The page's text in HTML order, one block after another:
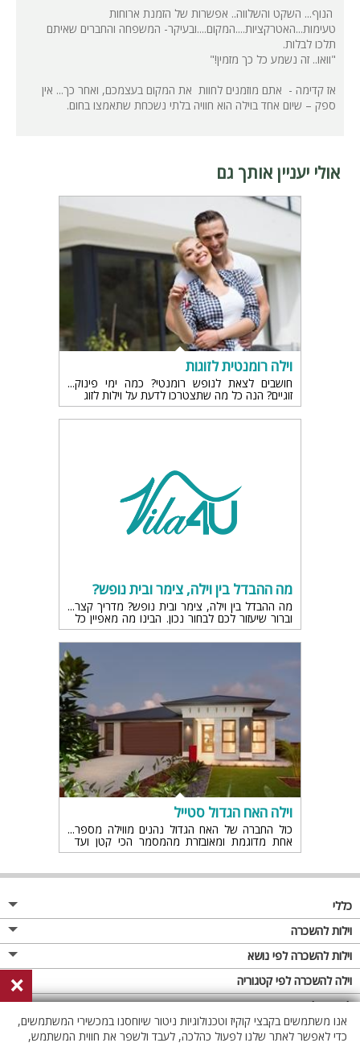
הנוף... השקט והשלווה.. אפשרות של הזמנת ארוחות
טעימות...האטרקציות....המקום....ובעיקר- המשפחה והחברים שאיתם
תלכו לבלות.
"וואו.. זה נשמע כל כך מזמין!"
אז קדימה - אתם מוזמנים לחוות את המקום בעצמכם, ואחר כך... אין
ספק – שיום אחד בוילה הוא חוויה בלתי נשכחת שתאמצו בחום.
אולי יעניין אותך גם
וילה רומנטית לזוגות
חושבים לצאת לנופש רומנטי? כמה ימי פינוק
זוגיים? הנה כל מה שתצטרכו לדעת על וילות לזוג
מה ההבדל בין וילה, צימר ובית נופש?
מה ההבדל בין וילה, צימר ובית נופש? מדריך קצר
וברור שיעזור לכם לבחור נכון. הבינו מה מאפיין כל
סגנון אירוח – וילה לעומת צימר, יתרונות, חוויות
ומתי כל אחד מתאים.
וילה האח הגדול סטייל
כול החברה של האח הגדול נהנים מווילה מספר
אחת מדוגמת ומאובזרת מהמסמר הכי קטן ועד
הפרט הכי גדול....
כללי
מגזין
פרסום באתר
תקנון
מדיניות פרטיות
וילות להשכרה
וילות בצפון
וילות במרכז
וילות בדרום
וילות באילת
וילות להשכרה לפי נושא
וילה לזוגות
וילות למשפחות
וילות לציבור הדתי
וילה להשכרה לפי קטגוריה
וילות עם בריכה
וילה עם בריכה מחוממת
לופטים להשכרה
לופט
×
אנו משתמשים בקבצי קוקיז וטכנולוגיות ניטור שיוחסנו במכשירי המשתמשים,
כדי לאפשר לאתר שלנו לפעול כהלכה, לעבד ולשפר את חווית המשתמש,